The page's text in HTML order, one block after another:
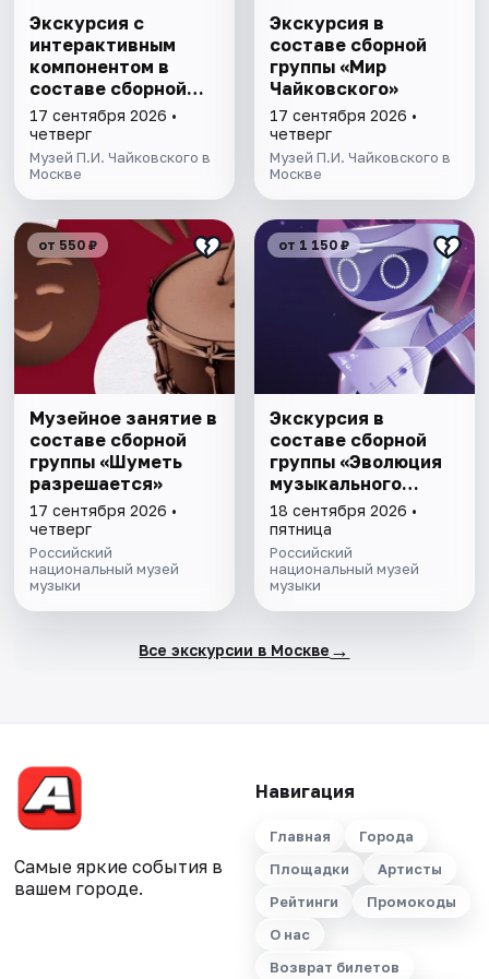
Экскурсия с
интерактивным
компонентом в
составе сборной
группы «Тайны
"Лебединого
озера"»
17 сентября 2026 •
четверг
Музей П.И. Чайковского в
Москве
Экскурсия в
составе сборной
группы «Мир
Чайковского»
17 сентября 2026 •
четверг
Музей П.И. Чайковского в
Москве
от 550 ₽
Музейное занятие в
составе сборной
группы «Шуметь
разрешается»
17 сентября 2026 •
четверг
Российский
национальный музей
музыки
от 1 150 ₽
Экскурсия в
составе сборной
группы «Эволюция
музыкального
талантa»
18 сентября 2026 •
пятница
Российский
национальный музей
музыки
Все экскурсии в Москве →
Самые яркие события в
вашем городе.
Навигация
Главная
Города
Площадки
Артисты
Рейтинги
Промокоды
О нас
Возврат билетов